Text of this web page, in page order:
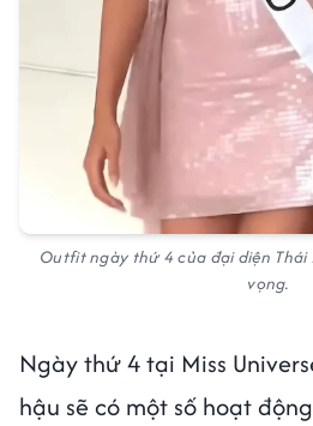
Outfit ngày thứ 4 của đại diện
vọng.
Ngày thứ 4 tại Miss
hậu sẽ có một số hoạt